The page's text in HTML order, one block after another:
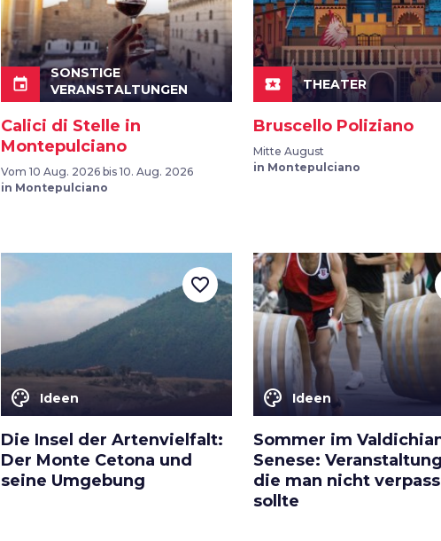
event
SONSTIGE
VERANSTALTUNGEN
Calici di Stelle in
Montepulciano
Vom 10 Aug. 2026 bis 10. Aug. 2026
in Montepulciano
local_play THEATER
Bruscello Poliziano
Mitte August
in Montepulciano
color_lens Ideen
Die Insel der Artenvielfalt:
Der Monte Cetona und
seine Umgebung
favorite_border
color_lens Ideen
Sommer im
Senese:
die man nicht
sollte